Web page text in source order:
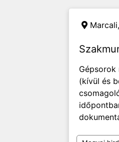
Marcali,
Gépsorok
(kívül és